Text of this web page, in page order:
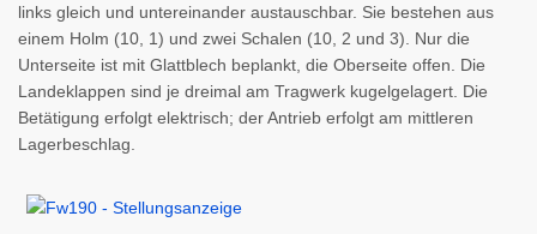
links gleich und untereinander austauschbar. Sie bestehen aus
einem Holm (10, 1) und zwei Schalen (10, 2 und 3). Nur die
Unterseite ist mit Glattblech beplankt, die Oberseite offen. Die
Landeklappen sind je dreimal am Tragwerk kugelgelagert. Die
Betätigung erfolgt elektrisch; der Antrieb erfolgt am mittleren
Lagerbeschlag.